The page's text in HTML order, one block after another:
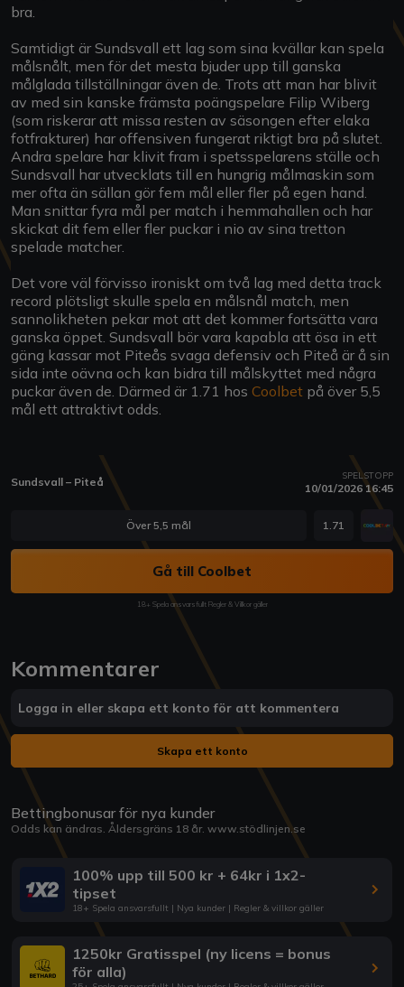
bra.
Samtidigt är Sundsvall ett lag som sina kvällar kan spela
målsnålt, men för det mesta bjuder upp till ganska
målglada tillställningar även de. Trots att man har blivit
av med sin kanske främsta poängspelare Filip Wiberg
(som riskerar att missa resten av säsongen efter elaka
fotfrakturer) har offensiven fungerat riktigt bra på slutet.
Andra spelare har klivit fram i spetsspelarens ställe och
Sundsvall har utvecklats till en hungrig målmaskin som
mer ofta än sällan gör fem mål eller fler på egen hand.
Man snittar fyra mål per match i hemmahallen och har
skickat dit fem eller fler puckar i nio av sina tretton
spelade matcher.
Det vore väl förvisso ironiskt om två lag med detta track
record plötsligt skulle spela en målsnål match, men
sannolikheten pekar mot att det kommer fortsätta vara
ganska öppet. Sundsvall bör vara kapabla att ösa in ett
gäng kassar mot Piteås svaga defensiv och Piteå är å sin
sida inte oävna och kan bidra till målskyttet med några
puckar även de. Därmed är 1.71 hos Coolbet på över 5,5
mål ett attraktivt odds.
Sundsvall – Piteå SPELSTOPP
10/01/2026 16:45
Över 5,5 mål 1.71
Gå till Coolbet
18+ Spela ansvarsfullt Regler & Villkor gäller
Kommentarer
Logga in eller skapa ett konto för att kommentera
Skapa ett konto
Bettingbonusar för nya kunder
Odds kan ändras. Åldersgräns 18 år. www.stödlinjen.se
100% upp till 500 kr + 64kr i 1x2-
tipset
18+ Spela ansvarsfullt | Nya kunder | Regler & villkor gäller
1250kr Gratisspel (ny licens = bonus
för alla)